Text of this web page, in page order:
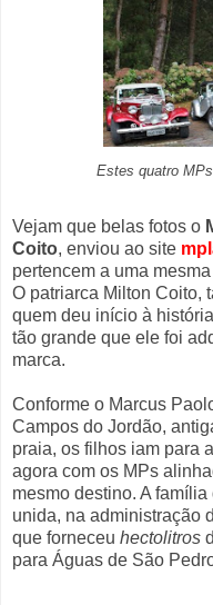
Estes quatro
Vejam que belas fotos o
Coito, enviou ao site
pertencem a uma
O patriarca Milton Coito,
quem deu início à
tão grande que ele foi
marca.
Conforme o Marcus
Campos do Jordão,
praia, os filhos iam para
agora com os MPs
mesmo destino. A
unida, na administração
que forneceu hectolitros
para Águas de São